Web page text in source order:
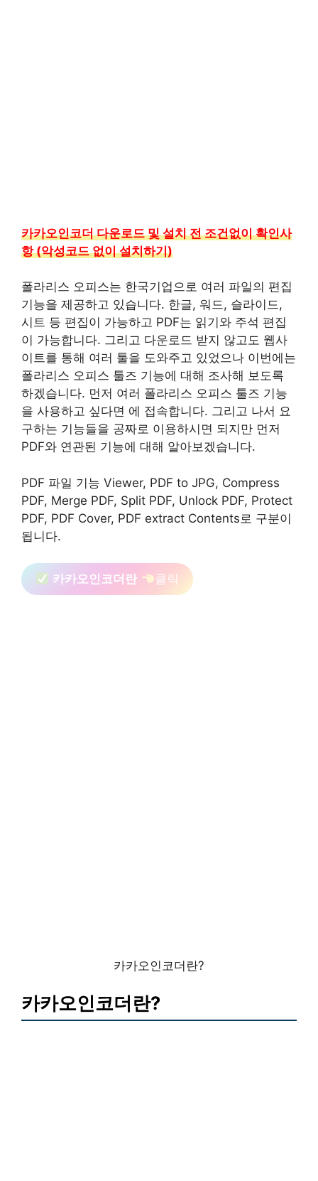
카카오인코더 다운로드 및 설치 전 조건없이 확인사
항 (악성코드 없이 설치하기)
폴라리스 오피스는 한국기업으로 여러 파일의 편집
기능을 제공하고 있습니다. 한글, 워드, 슬라이드,
시트 등 편집이 가능하고 PDF는 읽기와 주석 편집
이 가능합니다. 그리고 다운로드 받지 않고도 웹사
이트를 통해 여러 툴을 도와주고 있었으나 이번에는
폴라리스 오피스 툴즈 기능에 대해 조사해 보도록
하겠습니다. 먼저 여러 폴라리스 오피스 툴즈 기능
을 사용하고 싶다면 에 접속합니다. 그리고 나서 요
구하는 기능들을 공짜로 이용하시면 되지만 먼저
PDF와 연관된 기능에 대해 알아보겠습니다.
PDF 파일 기능 Viewer, PDF to JPG, Compress
PDF, Merge PDF, Split PDF, Unlock PDF, Protect
PDF, PDF Cover, PDF extract Contents로 구분이
됩니다.
카카오인코더란 클릭
카카오인코더란?
카카오인코더란?